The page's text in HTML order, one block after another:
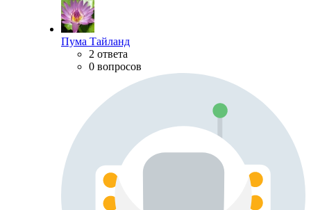
Пума Тайланд
2 ответа
0 вопросов